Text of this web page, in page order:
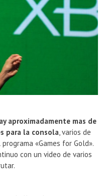
aproximadamente mas de
para la consola, varios de
«Games for Gold».
con un video de varios